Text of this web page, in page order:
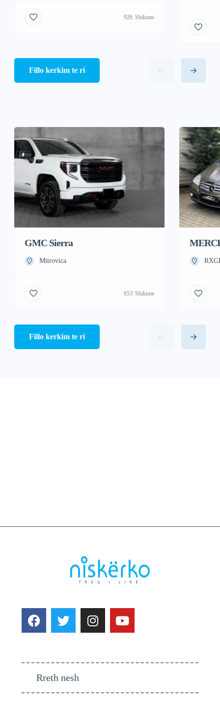
926 Shikime
Fillo kerkim te ri
GMC Sierra
Mitrovica
653 Shikime
Fillo kerkim te ri
Rreth nesh